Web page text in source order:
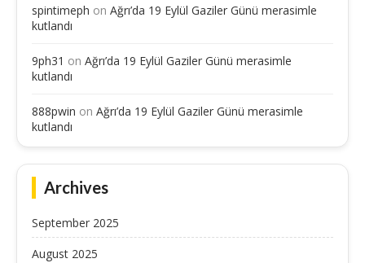
spintimeph on Ağrı’da 19 Eylül Gaziler Günü merasimle
kutlandı
9ph31 on Ağrı’da 19 Eylül Gaziler Günü merasimle
kutlandı
888pwin on Ağrı’da 19 Eylül Gaziler Günü merasimle
kutlandı
Archives
September 2025
August 2025